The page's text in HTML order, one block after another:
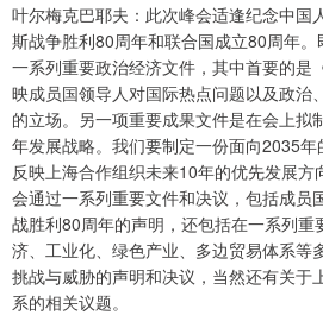
叶尔梅克巴耶夫：此次峰会适逢纪念中国
斯战争胜利80周年和联合国成立80周年
一系列重要政治经济文件，其中首要的是
映成员国领导人对国际热点问题以及政治
的立场。另一项重要成果文件是在会上拟
年发展战略。我们要制定一份面向2035
反映上海合作组织未来10年的优先发展
会通过一系列重要文件和决议，包括成员
战胜利80周年的声明，还包括在一系列
济、工业化、绿色产业、多边贸易体系等
挑战与威胁的声明和决议，当然还有关于
系的相关议题。